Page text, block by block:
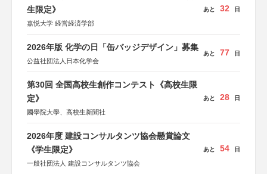
生限定》
嘉悦大学 経営経済学部
あと 32 日
2026年版 化学の日「缶バッジデザイン」募集
公益社団法人日本化学会
あと 77 日
第30回 全国高校生創作コンテスト《高校生限
定》
國學院大學、高校生新聞社
あと 28 日
2026年度 建設コンサルタンツ協会懸賞論文
《学生限定》
一般社団法人 建設コンサルタンツ協会
あと 54 日